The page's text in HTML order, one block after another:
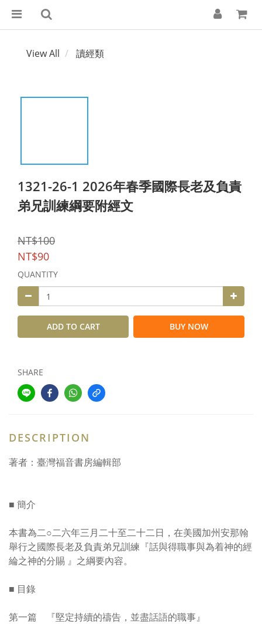
View All 讀經類
1321-26-1 2026年春季國際長老及負責
弟兄訓練綱要附經文
NT$100
NT$90
QUANTITY
ADD TO CART BUY NOW
SHARE
DESCRIPTION
著者：臺灣福音書房編輯部
■ 簡介
本書為二○二六年三月二十至二十二日，在美國加州安那翰
舉行之國際長老及負責弟兄訓練『話與得職事與為着神的經
綸之神的分賜 』之綱要內容。
■ 目錄
第一篇 『堅定持續的禱告，並盡話語的職事』